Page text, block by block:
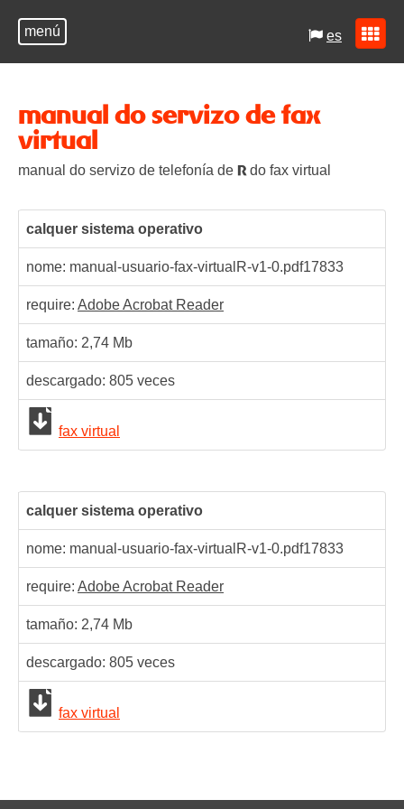
menú es
manual do servizo de fax
virtual
manual do servizo de telefonía de R do fax virtual
calquer sistema operativo
nome: manual-usuario-fax-virtualR-v1-0.pdf17833
require: Adobe Acrobat Reader
tamaño: 2,74 Mb
descargado: 805 veces
fax virtual
calquer sistema operativo
nome: manual-usuario-fax-virtualR-v1-0.pdf17833
require: Adobe Acrobat Reader
tamaño: 2,74 Mb
descargado: 805 veces
fax virtual